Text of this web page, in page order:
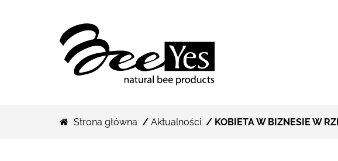
Strona główna / Aktualności/ KOBIETA W BIZNESIE W